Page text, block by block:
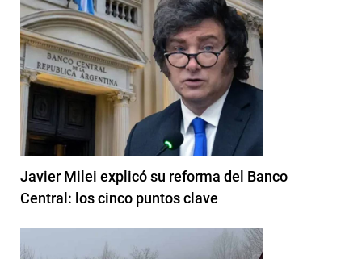
Javier Milei explicó su reforma del Banco
Central: los cinco puntos clave